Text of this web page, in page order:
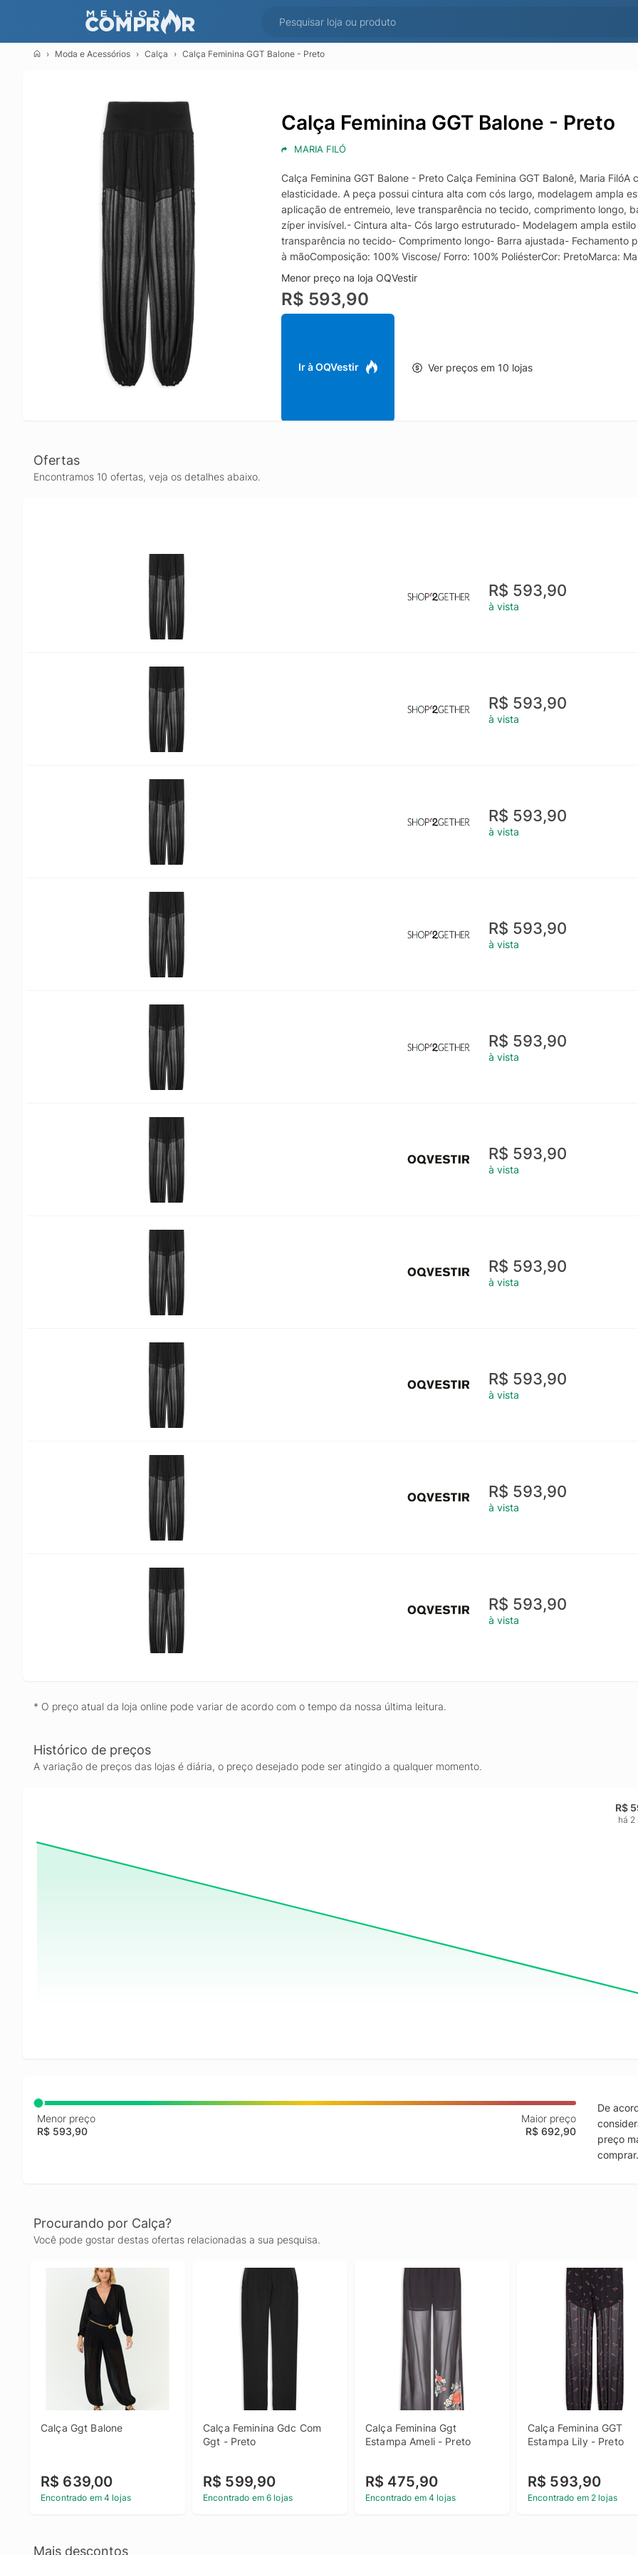
Moda e Acessórios Calça Calça Feminina GGT Balone - Preto
Calça Feminina GGT Balone - Preto
MARIA FILÓ
Calça Feminina GGT Balone - Preto Calça Feminina GGT Balonê, Maria
elasticidade. A peça possui cintura alta com cós largo, modelagem ampla
aplicação de entremeio, leve transparência no tecido, comprimento longo,
zíper invisível.- Cintura alta- Cós largo estruturado- Modelagem ampla
transparência no tecido- Comprimento longo- Barra ajustada- Fechamento
à mãoComposição: 100% Viscose/ Forro: 100% PoliésterCor: PretoMarca:
Menor preço na loja OQVestir
R$ 593,90
Ir à OQVestir Ver preços em 10 lojas
Ofertas
Encontramos 10 ofertas, veja os detalhes abaixo.
R$ 593,90
à vista
R$ 593,90
à vista
R$ 593,90
à vista
R$ 593,90
à vista
R$ 593,90
à vista
R$ 593,90
à vista
R$ 593,90
à vista
R$ 593,90
à vista
R$ 593,90
à vista
R$ 593,90
à vista
* O preço atual da loja online pode variar de acordo com o tempo da nossa última leitura.
Histórico de preços
A variação de preços das lojas é diária, o preço desejado pode ser atingido a qualquer momento.
R$
há 2
Menor preço
R$ 593,90
Maior preço
R$ 692,90
De
preço
comprar.
Procurando por Calça?
Você pode gostar destas ofertas relacionadas a sua pesquisa.
Calça Ggt Balone
R$ 639,00
Encontrado em 4 lojas
Calça Feminina Gdc Com
Ggt - Preto
R$ 599,90
Encontrado em 6 lojas
Calça Feminina Ggt
Estampa Ameli - Preto
R$ 475,90
Encontrado em 4 lojas
Calça Feminina GGT
Estampa Lily - Preto
R$ 593,90
Encontrado em 2 lojas
Mais descontos